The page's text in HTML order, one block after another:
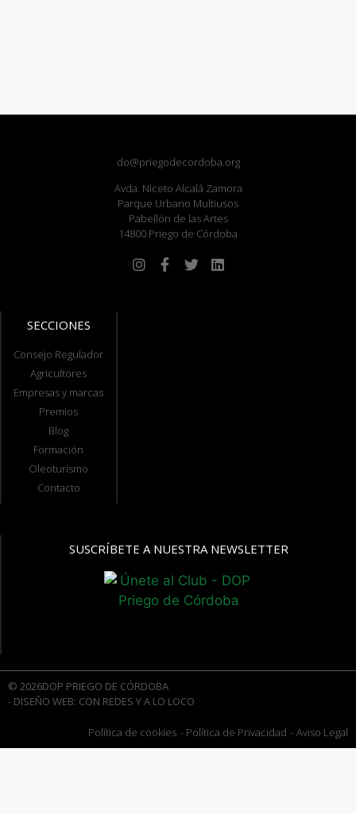
do@priegodecordoba.org
Avda. Niceto Alcalá Zamora
Parque Urbano Multiusos
Pabellón de las Artes
14800 Priego de Córdoba
SECCIONES
Consejo Regulador
Agricultores
Empresas y marcas
Premios
Blog
Formación
Oleoturismo
Contacto
SUSCRÍBETE A NUESTRA NEWSLETTER
© 2026DOP PRIEGO DE CÓRDOBA
- DISEÑO WEB: CON REDES Y A LO LOCO
Política de cookies - Política de Privacidad - Aviso Legal